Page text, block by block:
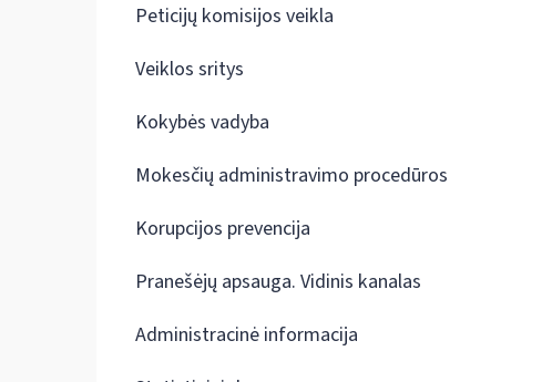
Peticijų komisijos veikla
Veiklos sritys
Kokybės vadyba
Mokesčių administravimo procedūros
Korupcijos prevencija
Pranešėjų apsauga. Vidinis kanalas
Administracinė informacija